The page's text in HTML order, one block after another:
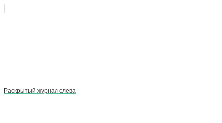
Раскрытый журнал слева